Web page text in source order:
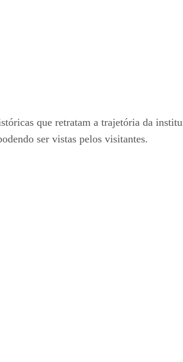
que retratam a trajetória da
ser vistas pelos visitantes.